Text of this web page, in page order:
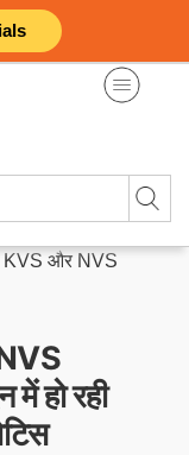
KVS और NVS
हो रही